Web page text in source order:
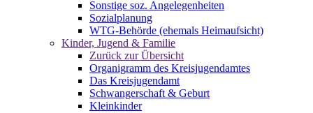
Sonstige soz. Angelegenheiten
Sozialplanung
WTG-Behörde (ehemals Heimaufsicht)
Kinder, Jugend & Familie
Zurück zur Übersicht
Organigramm des Kreisjugendamtes
Das Kreisjugendamt
Schwangerschaft & Geburt
Kleinkinder